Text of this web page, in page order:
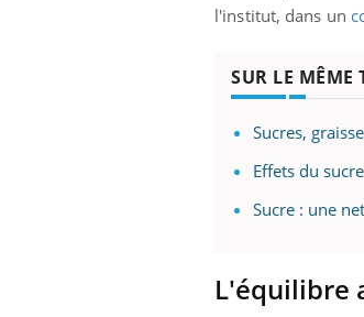
l'institut, dans un
SUR LE MÊME
Sucres,
Effets du
Sucre : une
L'équilibre